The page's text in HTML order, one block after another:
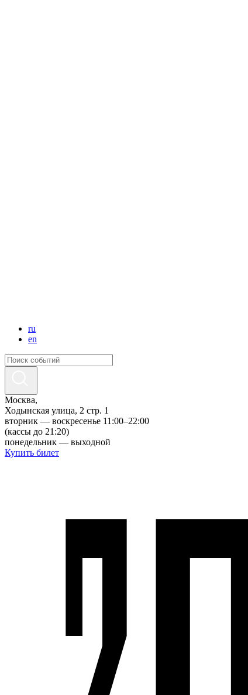
ru
en
Москва,
Ходынская улица, 2 стр. 1
вторник — воскресенье 11:00–22:00
(кассы до 21:20)
понедельник — выходной
Купить билет